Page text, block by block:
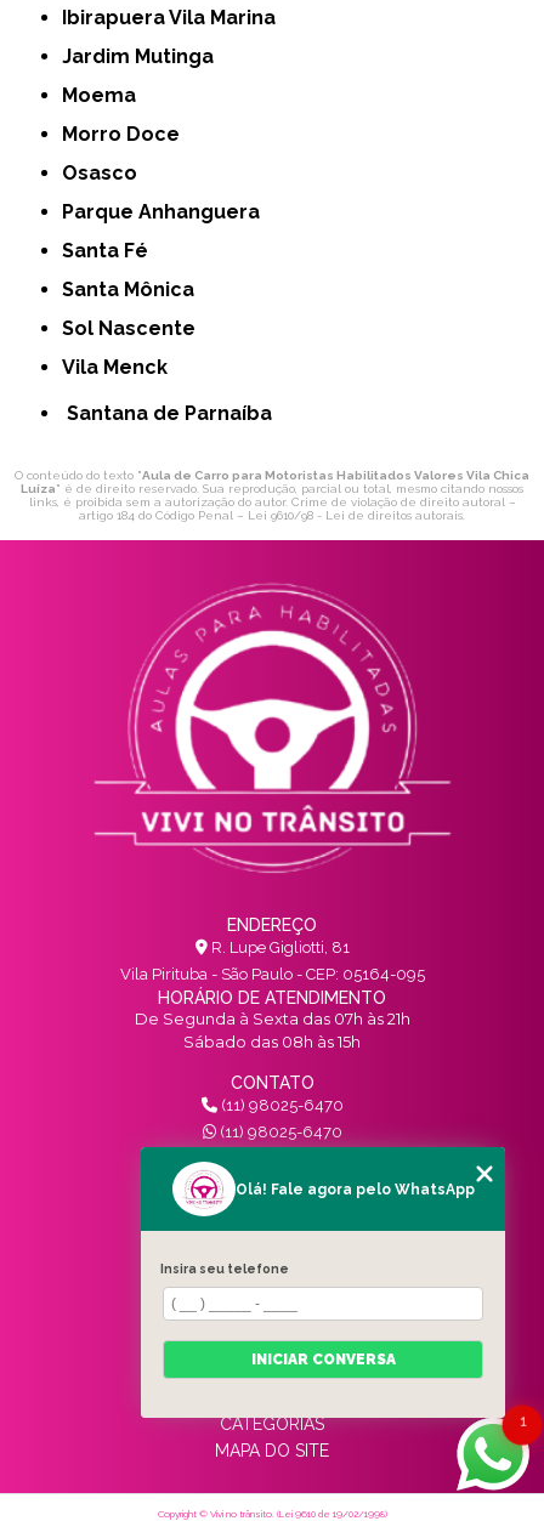
Ibirapuera Vila Marina
Jardim Mutinga
Moema
Morro Doce
Osasco
Parque Anhanguera
Santa Fé
Santa Mônica
Sol Nascente
Vila Menck
Santana de Parnaíba
O conteúdo do texto "Aula de Carro para Motoristas Habilitados Valores Vila Chica
Luíza" é de direito reservado. Sua reprodução, parcial ou total, mesmo citando nossos
links, é proibida sem a autorização do autor. Crime de violação de direito autoral –
artigo 184 do Código Penal – Lei 9610/98 - Lei de direitos autorais.
ENDEREÇO
R. Lupe Gigliotti, 81
Vila Pirituba - São Paulo - CEP: 05164-095
HORÁRIO DE ATENDIMENTO
De Segunda à Sexta das 07h às 21h
Sábado das 08h às 15h
CONTATO
(11) 98025-6470
(11) 98025-6470
contato@vivinotransito.com.br
SIGA-NOS!
MENU
HOME
QUEM SOMOS
SERVIÇOS
BLOG
CATEGORIAS
MAPA DO SITE
Copyright © Vivi no trânsito. (Lei 9610 de 19/02/1998)
1
Olá! Fale agora pelo WhatsApp
Insira seu telefone
INICIAR CONVERSA